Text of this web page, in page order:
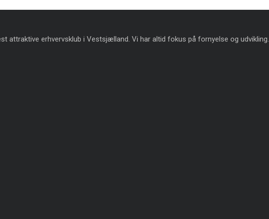
attraktive erhvervsklub i Vestsjælland. Vi har altid fokus på fornyelse og udvikling.